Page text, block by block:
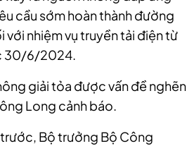
cầu sớm hoàn thành đường
với nhiệm vụ truyền tải điện từ
30/6/2024.
giải tỏa được vấn đề nghẽn
Long cảnh báo.
Bộ trưởng Bộ Công